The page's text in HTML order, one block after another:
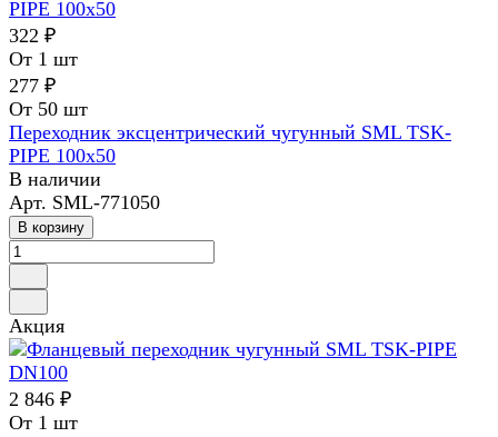
322 ₽
От 1 шт
277 ₽
От 50 шт
Переходник эксцентрический чугунный SML TSK-
PIPE 100х50
В наличии
Арт. SML-771050
В корзину
Акция
2 846 ₽
От 1 шт